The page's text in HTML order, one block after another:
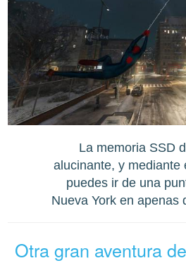
La memoria SSD
alucinante, y mediante
puedes ir de una
Nueva York en apenas
Otra gran aventura